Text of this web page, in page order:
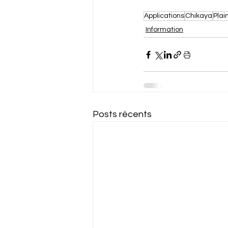
Applications Chikaya
Information
Posts récents